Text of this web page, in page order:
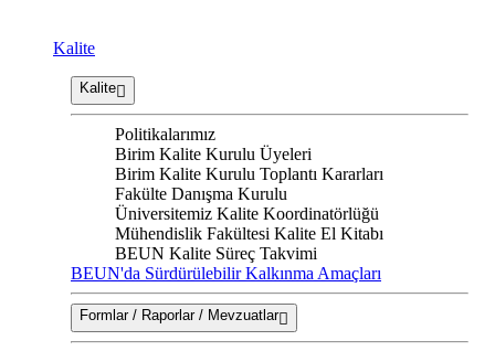
Kalite
Kalite
Politikalarımız
Birim Kalite Kurulu Üyeleri
Birim Kalite Kurulu Toplantı Kararları
Fakülte Danışma Kurulu
Üniversitemiz Kalite Koordinatörlüğü
Mühendislik Fakültesi Kalite El Kitabı
BEUN Kalite Süreç Takvimi
BEUN'da Sürdürülebilir Kalkınma Amaçları
Formlar / Raporlar / Mevzuatlar